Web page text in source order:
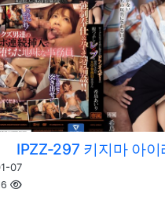
IPZZ-297 키지마 아이
07